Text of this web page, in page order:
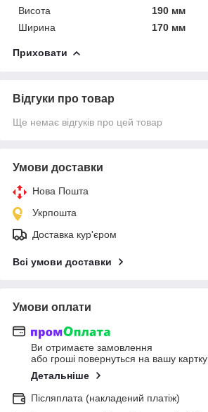
Висота
190 мм
Ширина
170 мм
Приховати
Відгуки про товар
Ще немає відгуків про цей товар
Умови доставки
Нова Пошта
Укрпошта
Доставка кур'єром
Всі умови доставки
Умови оплати
Ви отримаєте замовлення
або гроші повернуться на вашу картку
Детальніше
Післяплата (накладений платіж)